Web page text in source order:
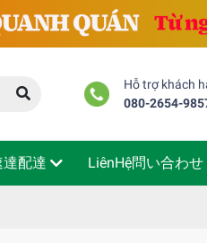
Hỗ trợ khách
080-2654-
配達 LiênHệ問い合わせ